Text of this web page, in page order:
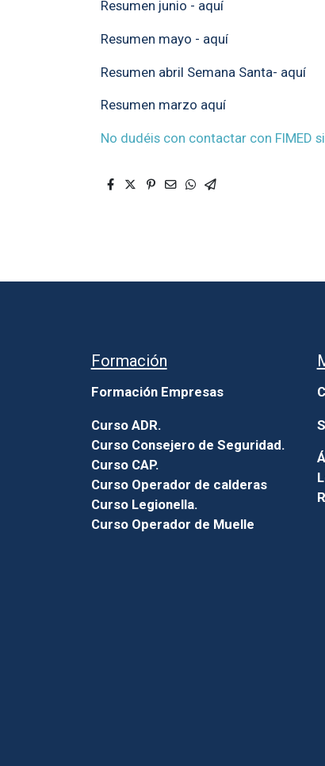
Resumen junio - aquí
Resumen mayo - aquí
Resumen abril Semana Santa- aquí
Resumen marzo aquí
No dudéis con contactar con FIMED
Formación
Formación Empresas
Curso ADR.
Curso Consejero de Seguridad.
Curso CAP.
Curso Operador de calderas
Curso Legionella.
Curso Operador de Muelle